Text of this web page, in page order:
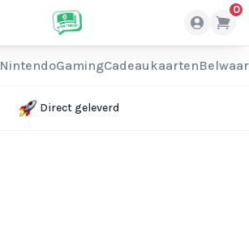
0
NintendoGamingCadeaukaarten
Direct geleverd